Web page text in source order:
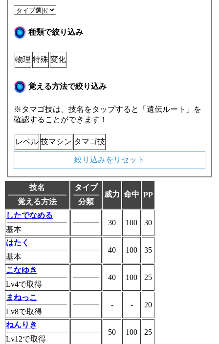
種類で絞り込み
物理 特殊 変化
覚える方法で絞り込み
※タマゴ技は、技名をタップすると「遺伝ルート」を
確認することができます！
レベル 技マシン タマゴ技
絞り込みをリセット
技名
覚える方法
タイプ
分類
威力 命中 PP
したでなめる
基本
30 100 30
はたく
基本
40 100 35
こなゆき
Lv4で取得
40 100 25
まねっこ
Lv8で取得
- - 20
ねんりき
Lv12で取得
50 100 25